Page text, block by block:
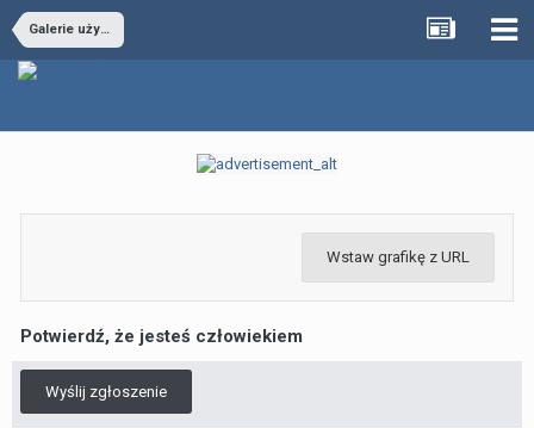
Galerie użytkowników
Wstaw grafikę z URL
Potwierdź, że jesteś człowiekiem
Wyślij zgłoszenie